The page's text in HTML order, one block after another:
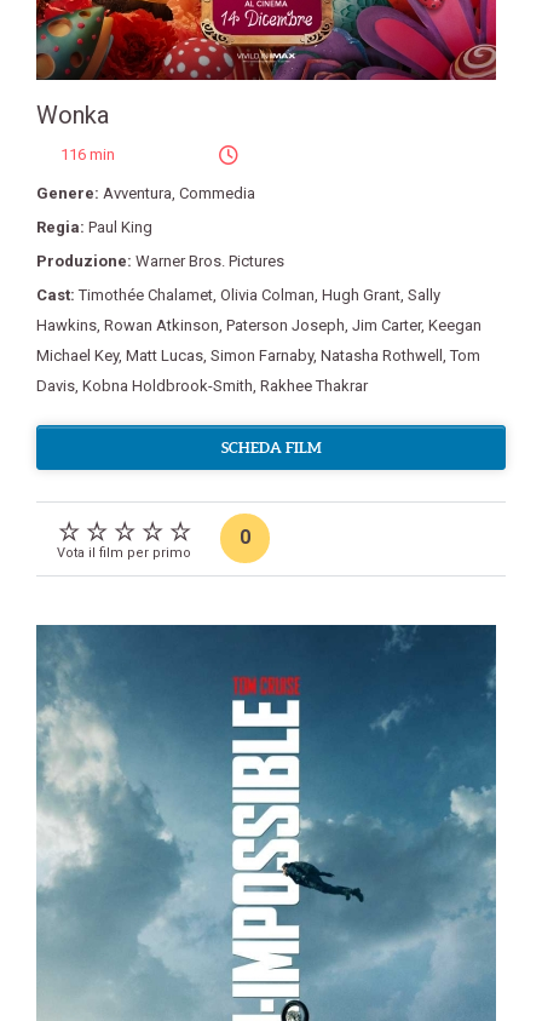
Wonka
116 min
Genere: Avventura Commedia
Regia: Paul King
Produzione: Warner Bros. Pictures
Cast:Timothée Chalamet Olivia Colman Hugh Grant Sally
Hawkins Rowan Atkinson Paterson Joseph Jim Carter, Keegan
Michael Key, Matt Lucas Simon Farnaby, Natasha Rothwell ,Tom
Davis Kobna Holdbrook-Smith Rakhee Thakrar
SCHEDA FILM
Vota il film per primo
0